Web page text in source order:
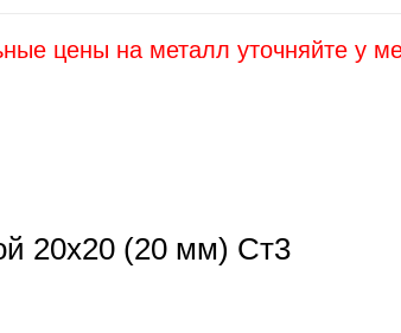
цены на металл уточняйте у
20х20 (20 мм) Ст3